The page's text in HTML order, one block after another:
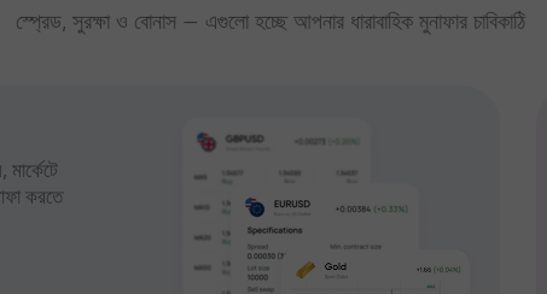
স্প্রেড, সুরক্ষা ও বোনাস — এগুলো হচ্ছে আপনার ধারাবাহিক মুনাফার চাবিকাঠি
করতে